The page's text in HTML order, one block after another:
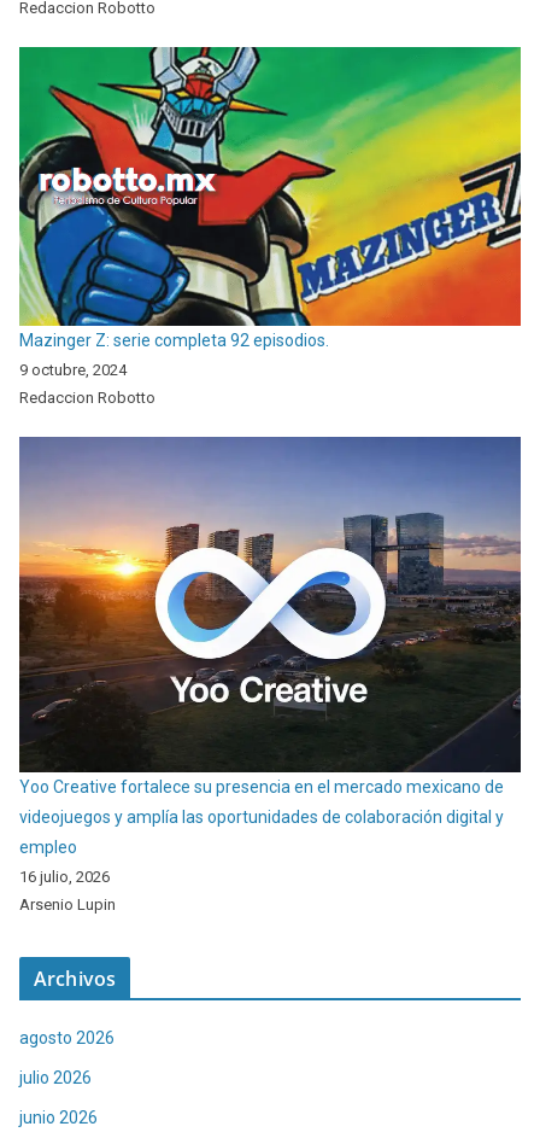
Redaccion Robotto
Mazinger Z: serie completa 92 episodios.
9 octubre, 2024
Redaccion Robotto
Yoo Creative fortalece su presencia en el mercado mexicano de
videojuegos y amplía las oportunidades de colaboración digital y
empleo
16 julio, 2026
Arsenio Lupin
Archivos
agosto 2026
julio 2026
junio 2026